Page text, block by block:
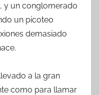
y un conglomerado
un picoteo
demasiado
a la gran
como para llamar